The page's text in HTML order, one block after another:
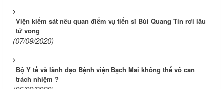
Viện kiểm sát nêu quan điểm vụ tiến sĩ Bùi Quang Tín rơi lầu
tử vong
(07/09/2020)
Bộ Y tế và lãnh đạo Bệnh viện Bạch Mai không thể vô can
trách nhiệm ?